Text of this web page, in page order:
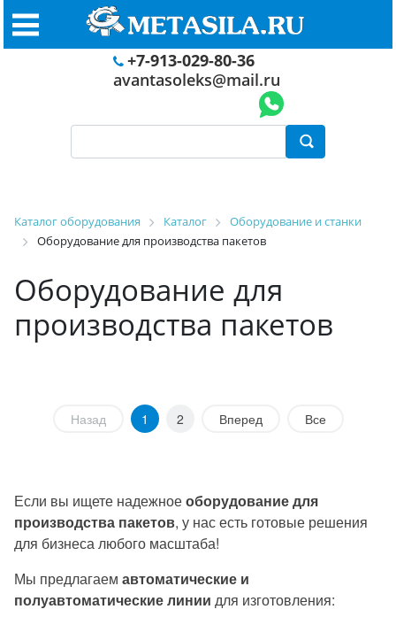
+7-913-029-80-36
avantasoleks@mail.ru
Каталог оборудования Каталог
Оборудование и станки
Оборудование для производства пакетов
Оборудование для
производства пакетов
Назад 1 2 Вперед Все
Если вы ищете надежноеоборудование для
производства пакетов, у нас есть готовые решения
для бизнеса любого масштаба!
Мы предлагаем автоматические и
полуавтоматические линии для изготовления: